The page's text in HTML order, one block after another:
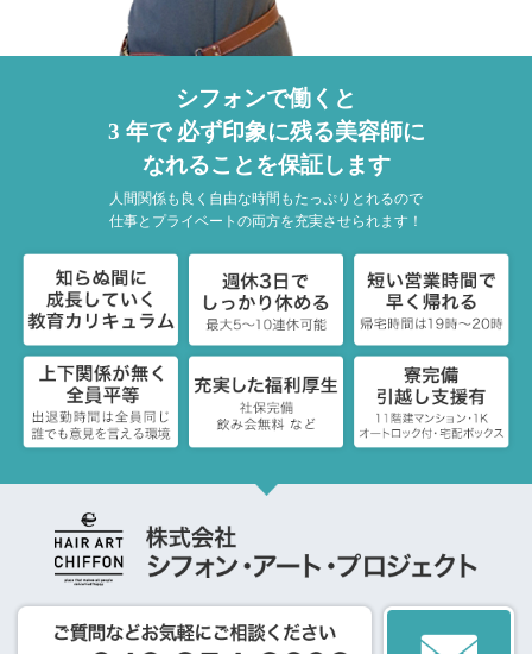
シフォンで働くと
3 年で必ず印象に残る美容師に
なれることを保証します
人間関係も良く自由な時間もたっぷりとれるので
仕事とプライベートの両方を充実させられます！